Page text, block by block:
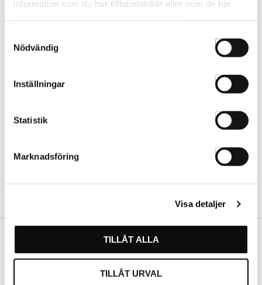
information som du har tillhandahållit eller som de har
Nödvändig
Inställningar
Statistik
Marknadsföring
Visa detaljer
TILLÅT ALLA
TILLÅT URVAL
641790
Vår butik